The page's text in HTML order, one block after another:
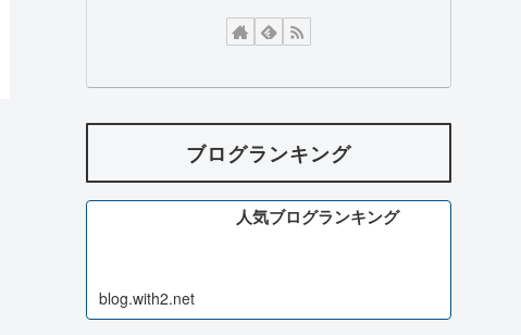
ブログランキング
人気ブログランキング
blog.with2.net